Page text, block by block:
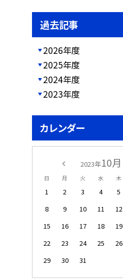
過去記事
2026年度
2025年度
2024年度
2023年度
カレンダー
2023年10月
日 月 火 水 木
1 2 3 4 5
8
9 10 11 12
15
16 17 18 19
22
23 24 25 26
29
30 31